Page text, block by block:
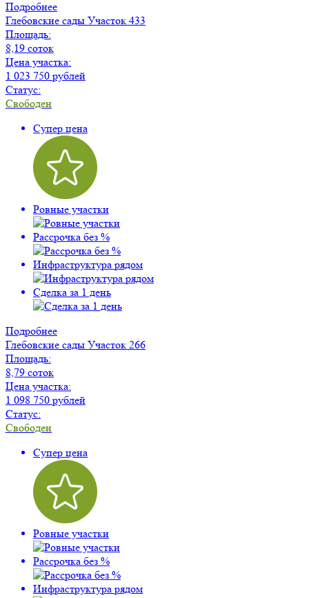
Подробнее
Глебовские сады Участок 433
Площадь:
8,19 соток
Цена участка:
1 023 750 рублей
Статус:
Свободен
Супер цена
Ровные участки
Рассрочка без %
Инфраструктура рядом
Сделка за 1 день
Подробнее
Глебовские сады Участок 266
Площадь:
8,79 соток
Цена участка:
1 098 750 рублей
Статус:
Свободен
Супер цена
Ровные участки
Рассрочка без %
Инфраструктура рядом